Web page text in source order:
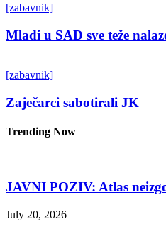
[zabavnik]
Mladi u SAD sve teže
[zabavnik]
Zaječarci sabotirali JK
Trending Now
JAVNI POZIV: Atlas
July 20, 2026